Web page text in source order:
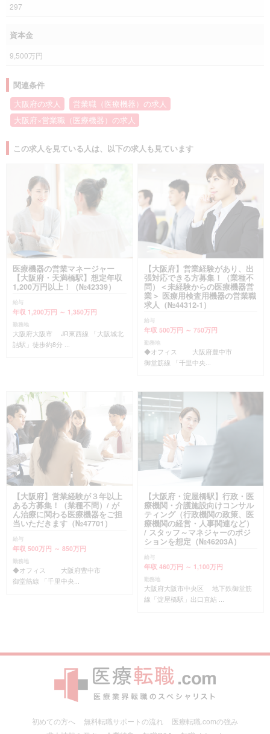
297
資本金
9,500万円
関連条件
大阪府の求人
営業職（医療機器）の求人
大阪府×営業職（医療機器）の求人
この求人を見ている人は、以下の求人も見ています
医療機器の営業マネージャー
【大阪府・天満橋駅】想定年収
1,200万円以上！（№42339）
給与
年収 1,200万円 ～ 1,350万円
勤務地
大阪府大阪市 JR東西線 「大阪城北
詰駅」徒歩約8分 ...
【大阪府】営業経験があり、出
張対応できる方募集！（業種不
問）＜未経験からの医療機器営
業＞ 医療用検査用機器の営業職
求人（№44312-1）
給与
年収 500万円 ～ 750万円
勤務地
◆オフィス 大阪府豊中市
御堂筋線 「千里中央...
【大阪府】営業経験が３年以上
ある方募集！（業種不問）/ が
ん治療に関わる医療機器をご担
当いただきます（№47701）
給与
年収 500万円 ～ 850万円
勤務地
◆オフィス 大阪府豊中市
御堂筋線 「千里中央...
【大阪府・淀屋橋駅】行政・医
療機関・介護施設向けコンサル
ティング（行政機関の政策、医
療機関の経営・人事関連など）
/ スタッフ～マネジャーのポジ
ションを想定（№46203A）
給与
年収 460万円 ～ 1,100万円
勤務地
大阪府大阪市中央区 地下鉄御堂筋
線「淀屋橋駅」出口直結 ...
初めての方へ 無料転職サポートの流れ
医療転職.comの強み